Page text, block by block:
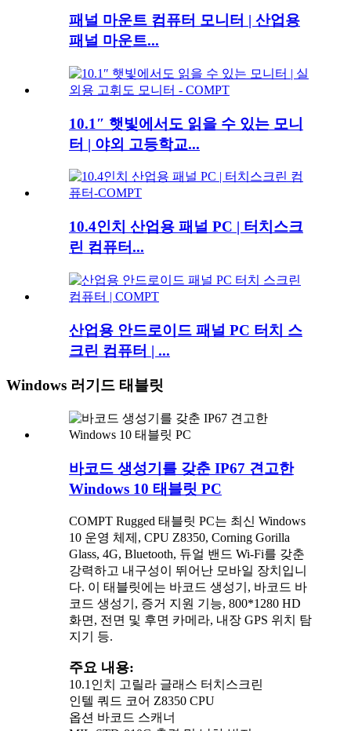
패널 마운트 컴퓨터 모니터 | 산업용
패널 마운트...
10.1″ 햇빛에서도 읽을 수 있는 모니
터 | 야외 고등학교...
10.4인치 산업용 패널 PC | 터치스크
린 컴퓨터...
산업용 안드로이드 패널 PC 터치 스
크린 컴퓨터 | ...
Windows 러기드 태블릿
바코드 생성기를 갖춘 IP67 견고한
Windows 10 태블릿 PC
COMPT Rugged 태블릿 PC는 최신 Windows
10 운영 체제, CPU Z8350, Corning Gorilla
Glass, 4G, Bluetooth, 듀얼 밴드 Wi-Fi를 갖춘
강력하고 내구성이 뛰어난 모바일 장치입니
다. 이 태블릿에는 바코드 생성기, 바코드 바
코드 생성기, 증거 지원 기능, 800*1280 HD
화면, 전면 및 후면 카메라, 내장 GPS 위치 탐
지기 등.
주요 내용:
10.1인치 고릴라 글래스 터치스크린
인텔 쿼드 코어 Z8350 CPU
옵션 바코드 스캐너